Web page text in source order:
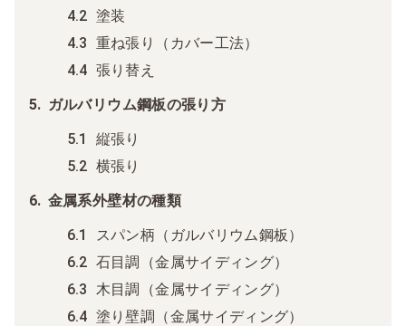
塗装
重ね張り（カバー工法）
張り替え
ガルバリウム鋼板の張り方
縦張り
横張り
金属系外壁材の種類
スパン柄（ガルバリウム鋼板）
石目調（金属サイディング）
木目調（金属サイディング）
塗り壁調（金属サイディング）